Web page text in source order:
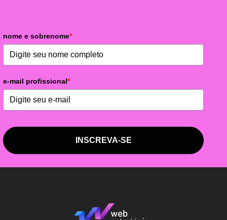
nome e sobrenome*
e-mail profissional*
INSCREVA-SE